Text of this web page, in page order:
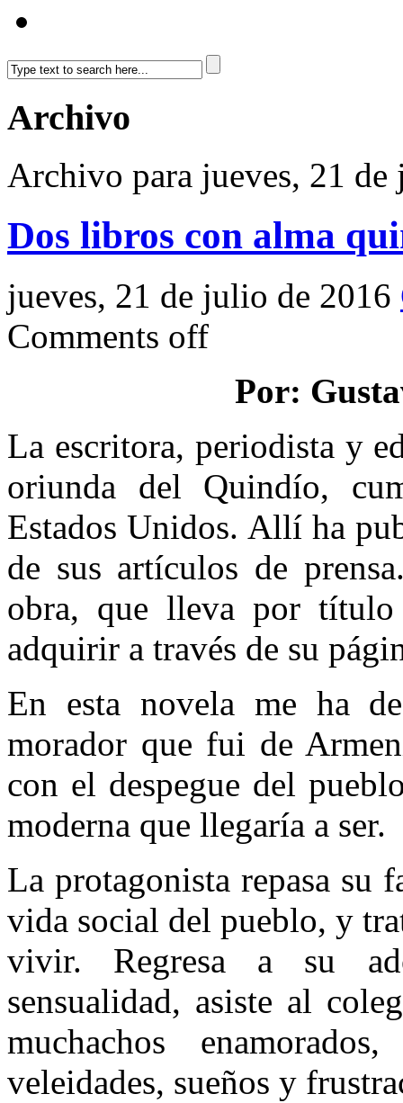
Archivo
Archivo para jueves, 21
Dos libros con alma
jueves, 21 de julio de 2016
Comments off
Por:
La escritora, periodista y
oriunda del Quindío,
Estados Unidos. Allí ha
de sus artículos de
obra, que lleva por
adquirir a través de su
En esta novela me ha
morador que fui de
con el despegue del
moderna que llegaría a ser.
La protagonista repasa su
vida social del pueblo, y
vivir. Regresa a su
sensualidad, asiste al
muchachos
veleidades, sueños y